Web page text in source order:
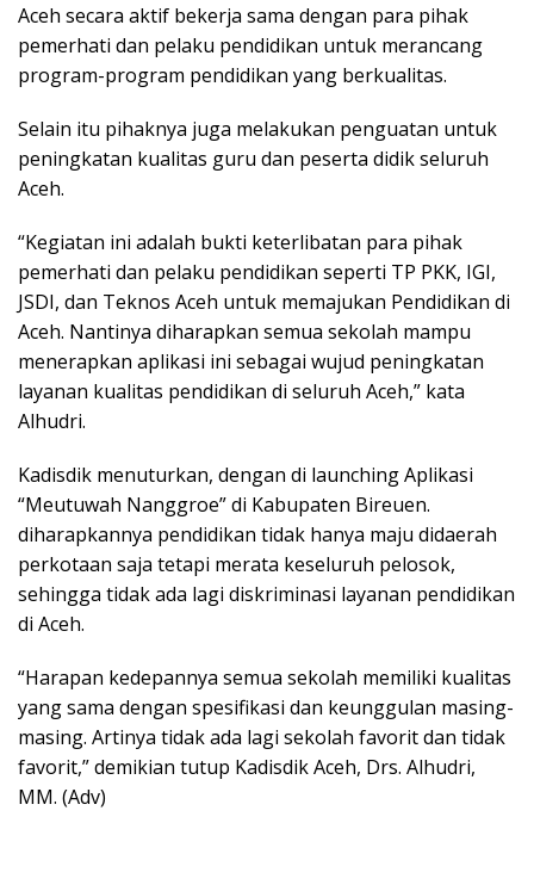
Aceh secara aktif bekerja sama dengan para pihak
pemerhati dan pelaku pendidikan untuk merancang
program-program pendidikan yang berkualitas.
Selain itu pihaknya juga melakukan penguatan untuk
peningkatan kualitas guru dan peserta didik seluruh
Aceh.
“Kegiatan ini adalah bukti keterlibatan para pihak
pemerhati dan pelaku pendidikan seperti TP PKK, IGI,
JSDI, dan Teknos Aceh untuk memajukan Pendidikan di
Aceh. Nantinya diharapkan semua sekolah mampu
menerapkan aplikasi ini sebagai wujud peningkatan
layanan kualitas pendidikan di seluruh Aceh,” kata
Alhudri.
Kadisdik menuturkan, dengan di launching Aplikasi
“Meutuwah Nanggroe” di Kabupaten Bireuen.
diharapkannya pendidikan tidak hanya maju didaerah
perkotaan saja tetapi merata keseluruh pelosok,
sehingga tidak ada lagi diskriminasi layanan pendidikan
di Aceh.
“Harapan kedepannya semua sekolah memiliki kualitas
yang sama dengan spesifikasi dan keunggulan masing-
masing. Artinya tidak ada lagi sekolah favorit dan tidak
favorit,” demikian tutup Kadisdik Aceh, Drs. Alhudri,
MM. (Adv)